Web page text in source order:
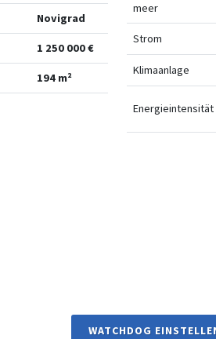
Novigrad
1 250 000 €
194 m²
meer
Strom
Klimaanlage
Energieintensität
WATCHDOG